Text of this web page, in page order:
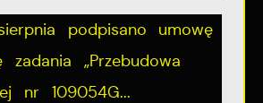
podpisano umowę
zadania „Przebudowa
nr 109054G...